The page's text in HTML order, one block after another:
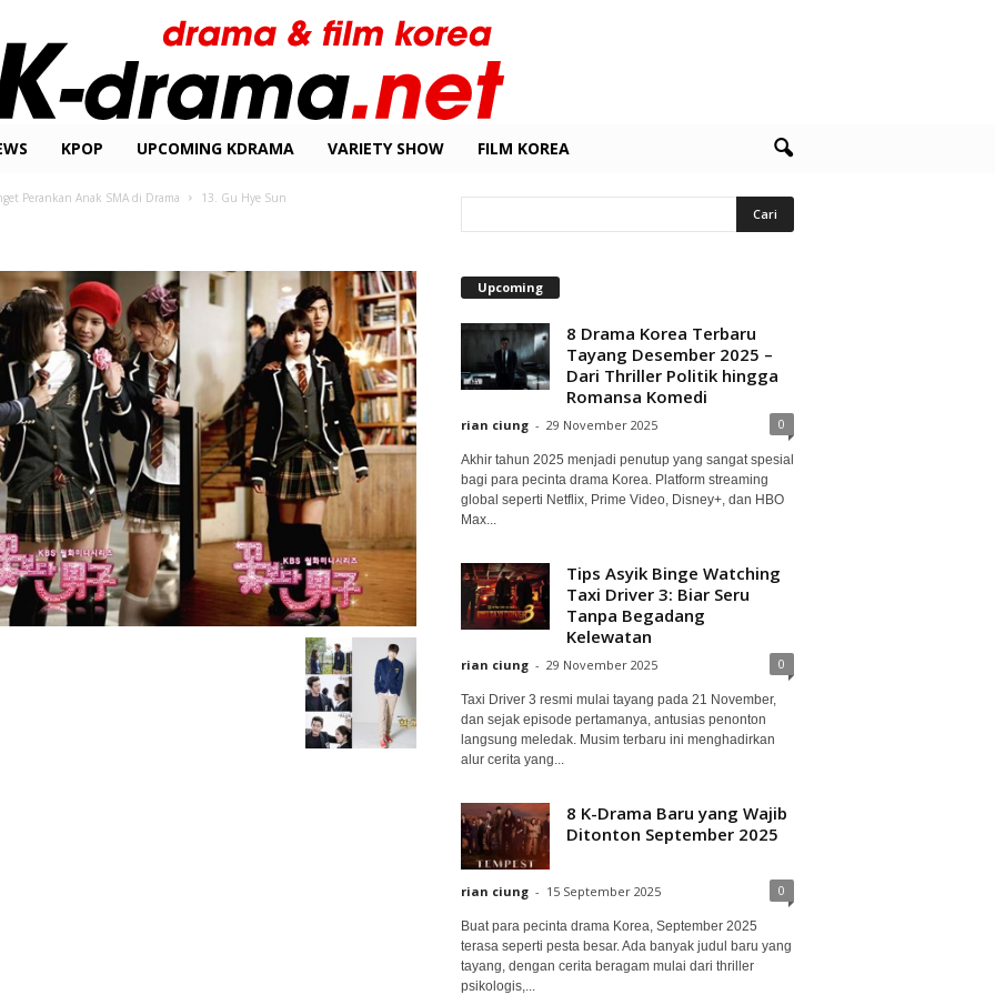
KPOP UPCOMING KDRAMA VARIETY SHOW FILM KOREA
Perankan Anak SMA di Drama 13. Gu Hye Sun
Upcoming
8 Drama Korea Terbaru
Tayang Desember 2025 –
Dari Thriller Politik hingga
Romansa Komedi
rian ciung - 29 November 2025 0
Akhir tahun 2025 menjadi penutup yang sangat spesial
bagi para pecinta drama Korea. Platform streaming
global seperti Netflix, Prime Video, Disney+, dan HBO
Max...
Tips Asyik Binge Watching
Taxi Driver 3: Biar Seru
Tanpa Begadang
Kelewatan
rian ciung - 29 November 2025 0
Taxi Driver 3 resmi mulai tayang pada 21 November,
dan sejak episode pertamanya, antusias penonton
langsung meledak. Musim terbaru ini menghadirkan
alur cerita yang...
8 K-Drama Baru yang Wajib
Ditonton September 2025
rian ciung - 15 September 2025 0
Buat para pecinta drama Korea, September 2025
terasa seperti pesta besar. Ada banyak judul baru yang
tayang, dengan cerita beragam mulai dari thriller
psikologis,...